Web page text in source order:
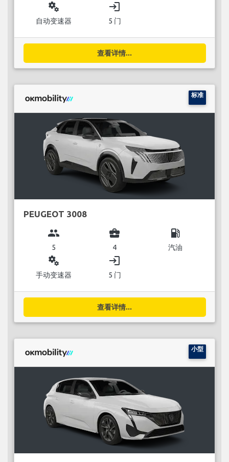
miscellaneous_services
自动变速器
login
5 门
查看详情...
标准
PEUGEOT 3008
group
5
business_center
4
local_gas_station
汽油
miscellaneous_services
手动变速器
login
5 门
查看详情...
小型